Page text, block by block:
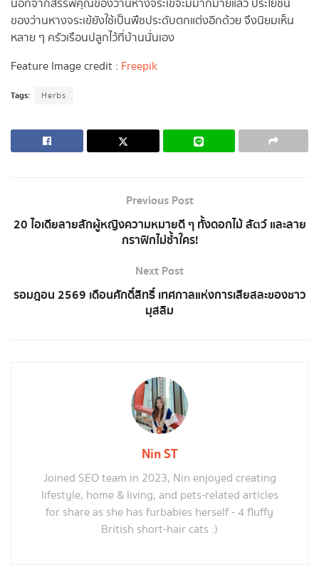
นอกจากสรรพคุณของว่านหางจระเข้จะมีมากมายแล้ว ประโยชน์
ของว่านหางจระเข้ยังใช้เป็นพืชประดับตกแต่งอีกด้วย จึงนิยมเห็น
หลาย ๆ ครัวเรือนปลูกไว้ที่บ้านนั่นเอง
Feature Image credit : Freepik
Tags: Herbs
Previous Post
20 ไอเดียลายสักผู้หญิงความหมายดี ๆ ทั้งดอกไม้ สัตว์ และลาย
กราฟิกไม่ซ้ำใคร!
Next Post
รอมฎอน 2569 เดือนศักดิ์สิทธิ์ เทศกาลแห่งการเสียสละของชาว
มุสลิม
Nin ST
Joined SEO team in 2023, Nin enjoyed creating
lifestyle, home & living, and pets-related articles
for share as she has furbabies herself - 4 fluffy
British short-hair cats :)